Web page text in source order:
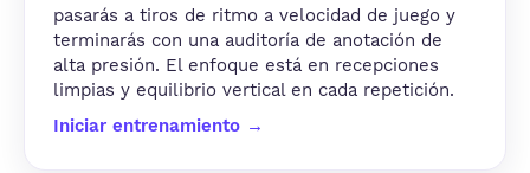
pasarás a tiros de ritmo a velocidad de juego y
terminarás con una auditoría de anotación de
alta presión. El enfoque está en recepciones
limpias y equilibrio vertical en cada repetición.
Iniciar entrenamiento →